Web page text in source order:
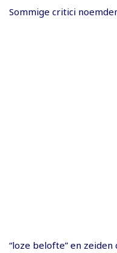
Sommige critici
“loze belofte” en